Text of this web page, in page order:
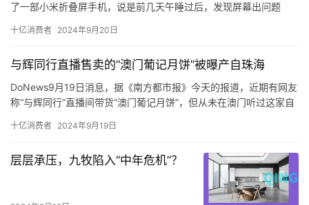
了一部小米折叠屏手机，说是前几天午睡过后，发现屏幕出问题
黄先生称，自己7月27号在台州黄岩吾悦广场买了小米折叠式4，花
黄先生把这部小米折叠屏手机送到销售门店，由对方寄去售后，他
提供了一张照片，说是寄出前快递员拍的。
十亿消费者 2024年9月20日
与辉同行直播售卖的“澳门葡记月饼”被曝产自珠海
DoNews9月19日消息，据《南方都市报》今天的报道，近期有网友
称“与辉同行”直播间带货“澳门葡记月饼”，但从未在澳门听过这家自
涉事月饼生产商珠海葡记食品有限公司的工作人员告诉南都记者，
开设门店。而在“澳门葡记月饼”各平台的网店中，详情均显示旗下多
款产品产地、发货地为珠海，但推广内容里多次出现“澳门老字号”
“澳门必吃”的字样，宣传视频里更出现“澳门老师傅制作”“在澳门要。
十亿消费者 2024年9月19日
​层层承压，九牧陷入“中年危机”？